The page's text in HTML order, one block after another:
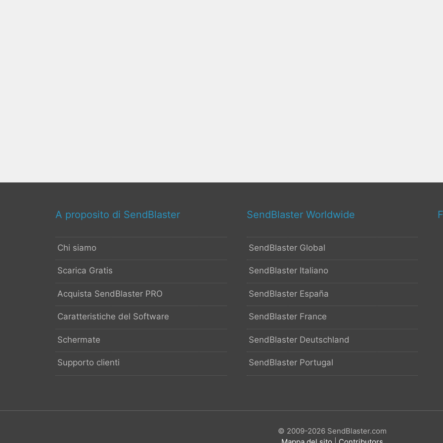
A proposito di SendBlaster
Chi siamo
Scarica Gratis
Acquista SendBlaster PRO
Caratteristiche del Software
Schermate
Supporto clienti
SendBlaster Worldwide
SendBlaster Global
SendBlaster Italiano
SendBlaster España
SendBlaster France
SendBlaster Deutschland
SendBlaster Portugal
© 2009-2026 SendBlaster.com